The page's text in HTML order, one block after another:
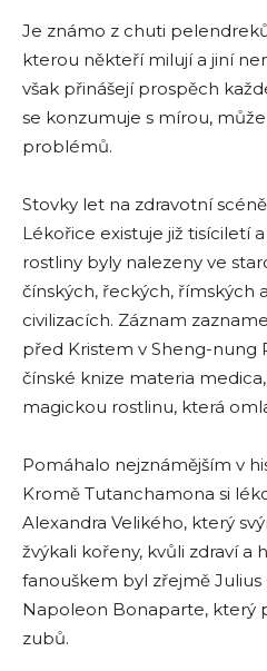
Je známo z chuti
kterou někteří milují a jiní
však přinášejí prospěch
se konzumuje s mírou,
problémů.
Stovky let na zdravotní scéně
Lékořice existuje již tisíciletí
rostliny byly nalezeny ve
čínských, řeckých, římských
civilizacích. Záznam
před Kristem v Sheng-nung
čínské knize materia
magickou rostlinu, která
Pomáhalo nejznámějším v
Kromě Tutanchamona si
Alexandra Velikého, který
žvýkali kořeny, kvůli zdraví a
fanouškem byl zřejmě Julius
Napoleon Bonaparte, který
zubů.